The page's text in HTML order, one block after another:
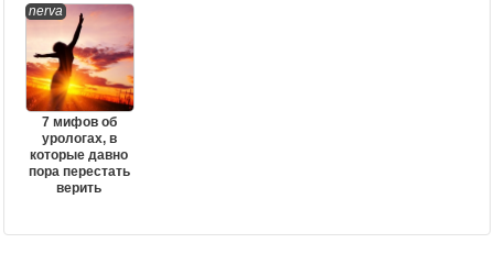
nerva
7 мифов об
урологах, в
которые давно
пора перестать
верить